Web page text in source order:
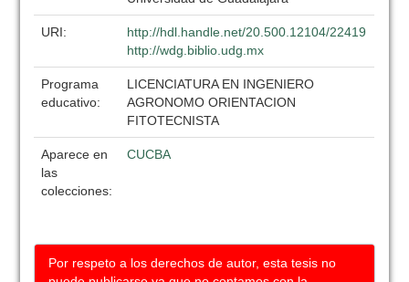
URI:
http://hdl.handle.net/20.500.12104/22419
http://wdg.biblio.udg.mx
Programa
educativo:
LICENCIATURA EN INGENIERO
AGRONOMO ORIENTACION
FITOTECNISTA
Aparece en
las
colecciones:
CUCBA
Por respeto a los derechos de autor, esta tesis no